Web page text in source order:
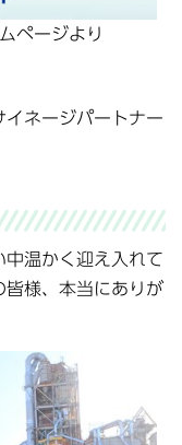
ページより
ネージパートナー
温かく迎え入れて
皆様、本当にありが